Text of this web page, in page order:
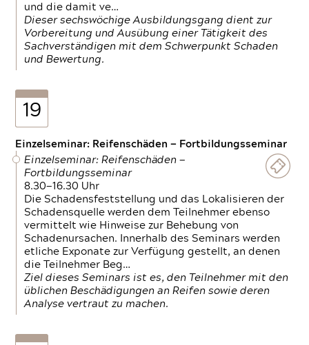
und die damit ve…
Dieser sechswöchige Ausbildungsgang dient zur
Vorbereitung und Ausübung einer Tätigkeit des
Sachverständigen mit dem Schwerpunkt Schaden
und Bewertung.
19
Einzelseminar: Reifenschäden — Fortbildungsseminar
Einzelseminar: Reifenschäden —
Fortbildungsseminar
8.30—16.30 Uhr
Die Schadensfeststellung und das Lokalisieren der
Schadensquelle werden dem Teilnehmer ebenso
vermittelt wie Hinweise zur Behebung von
Schadenursachen. Innerhalb des Seminars werden
etliche Exponate zur Verfügung gestellt, an denen
die Teilnehmer Beg…
Ziel dieses Seminars ist es, den Teilnehmer mit den
üblichen Beschädigungen an Reifen sowie deren
Analyse vertraut zu machen.